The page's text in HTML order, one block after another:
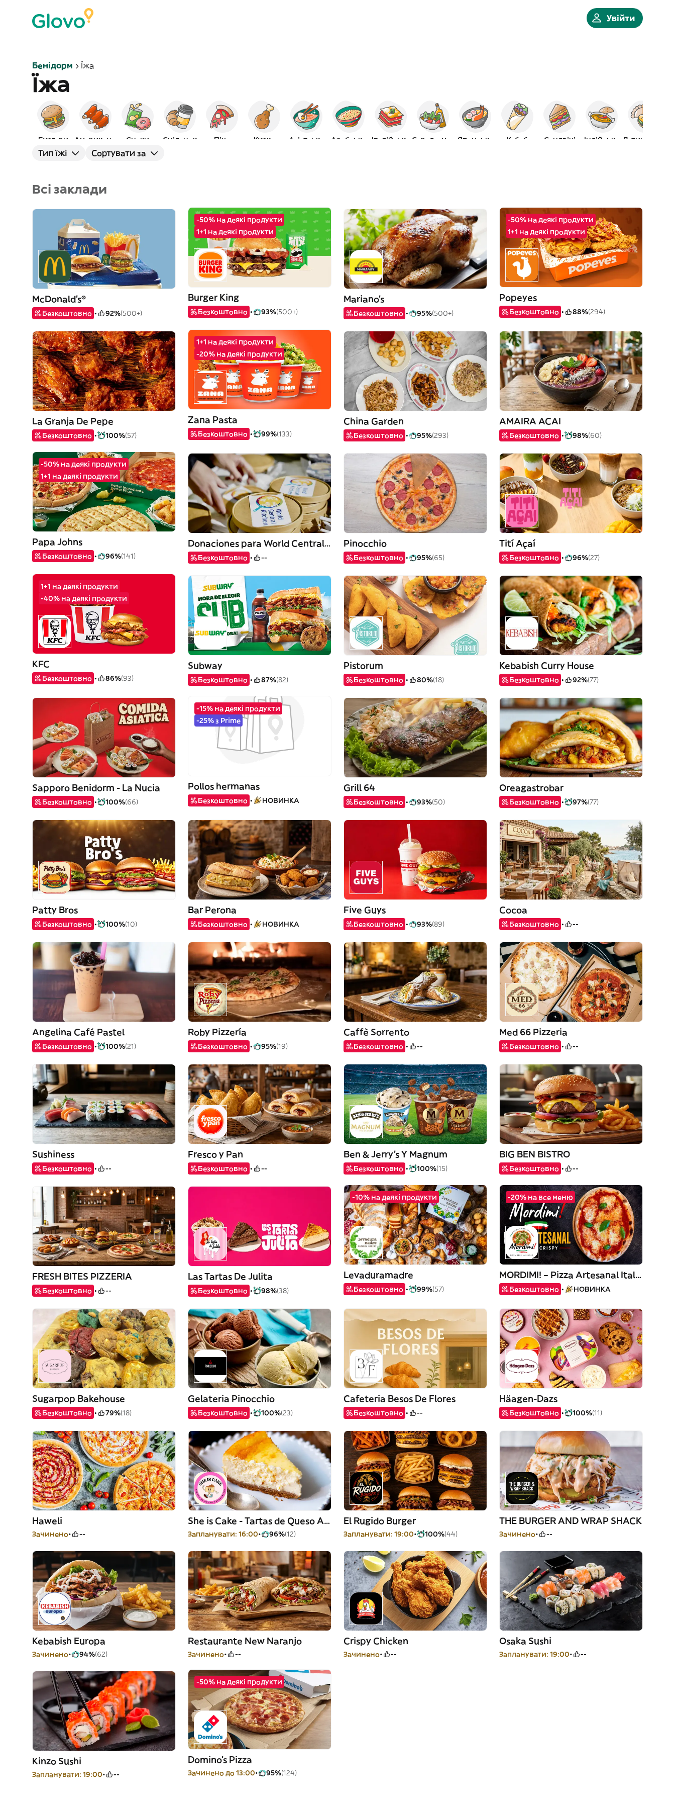
Увійти
Бенідорм Їжа
Їжа
Бургери Снеки Сніданок Піца Курка Азіатська Арабська Італійська Японська Кебаб Сендвічі Індійська
Тип їжі Сортувати за
Всі заклади
McDonald's®
Безкоштовно 92%(500+)
-50% на деякі продукти
1+1 на деякі продукти
Burger King
Безкоштовно 93%(500+)
Mariano's
Безкоштовно 95%(500+)
-50% на деякі продукти
1+1 на деякі продукти
Popeyes
Безкоштовно 88%(294)
La Granja De Pepe
Безкоштовно 100%(57)
1+1 на деякі продукти
-20% на деякі продукти
Zana Pasta
Безкоштовно 99%(133)
China Garden
Безкоштовно 95%(293)
AMAIRA ACAI
Безкоштовно 98%(60)
-50% на деякі продукти
1+1 на деякі продукти
Papa Johns
Безкоштовно 96%(141)
Donaciones para World Central Kitchen
Безкоштовно --
Pinocchio
Безкоштовно 95%(65)
Tití Açaí
Безкоштовно 96%(27)
1+1 на деякі продукти
-40% на деякі продукти
KFC
Безкоштовно 86%(93)
Subway
Безкоштовно 87%(82)
Pistorum
Безкоштовно 80%(18)
Kebabish Curry House
Безкоштовно 92%(77)
Sapporo Benidorm - La Nucia
Безкоштовно 100%(66)
-15% на деякі продукти
-25% з Prime
Pollos hermanas
Безкоштовно НОВИНКА
Grill 64
Безкоштовно 93%(50)
Oreagastrobar
Безкоштовно 97%(77)
Patty Bros
Безкоштовно 100%(10)
Bar Perona
Безкоштовно НОВИНКА
Five Guys
Безкоштовно 93%(89)
Cocoa
Безкоштовно --
Angelina Café Pastel
Безкоштовно 100%(21)
Roby Pizzería
Безкоштовно 95%(19)
Caffè Sorrento
Безкоштовно --
Med 66 Pizzeria
Безкоштовно --
Sushiness
Безкоштовно --
Fresco y Pan
Безкоштовно --
Ben & Jerry's Y Magnum
Безкоштовно 100%(15)
BIG BEN BISTRO
Безкоштовно --
FRESH BITES PIZZERIA
Безкоштовно --
Las Tartas De Julita
Безкоштовно 98%(38)
-10% на деякі продукти
Levaduramadre
Безкоштовно 99%(57)
-20% на все меню
MORDIMI! – Pizza Artesanal Italian Crispy
Безкоштовно НОВИНКА
Sugarpop Bakehouse
Безкоштовно 79%(18)
Gelateria Pinocchio
Безкоштовно 100%(23)
Cafeteria Besos De Flores
Безкоштовно --
Häagen-Dazs
Безкоштовно 100%(11)
Haweli
Зачинено --
She is Cake - Tartas de Queso Artesanales
Запланувати: 16:00 96%(12)
El Rugido Burger
Запланувати: 19:00 100%(44)
THE BURGER AND WRAP SHACK
Зачинено --
Kebabish Europa
Зачинено 94%(62)
Restaurante New Naranjo
Зачинено --
Crispy Chicken
Зачинено --
Osaka Sushi
Запланувати: 19:00 --
Kinzo Sushi
Запланувати: 19:00 --
-50% на деякі продукти
Domino's Pizza
Зачинено до 13:00 95%(124)